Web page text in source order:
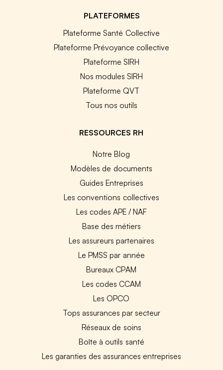
PLATEFORMES
Plateforme Santé Collective
Plateforme Prévoyance collective
Plateforme SIRH
Nos modules SIRH
Plateforme QVT
Tous nos outils
RESSOURCES RH
Notre Blog
Modèles de documents
Guides Entreprises
Les conventions collectives
Les codes APE / NAF
Base des métiers
Les assureurs partenaires
Le PMSS par année
Bureaux CPAM
Les codes CCAM
Les OPCO
Tops assurances par secteur
Réseaux de soins
Boîte à outils santé
Les garanties des assurances entreprises